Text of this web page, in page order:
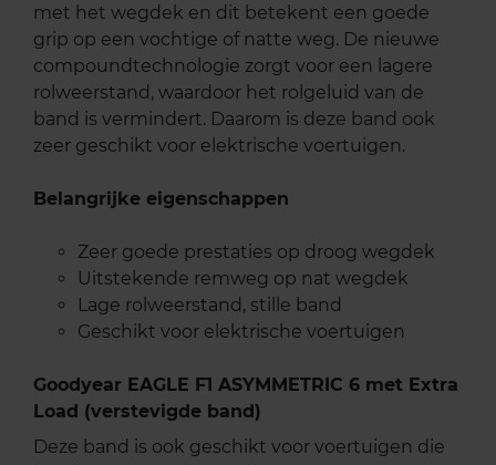
met het wegdek en dit betekent een goede
grip op een vochtige of natte weg. De nieuwe
compoundtechnologie zorgt voor een lagere
rolweerstand, waardoor het rolgeluid van de
band is vermindert. Daarom is deze band ook
zeer geschikt voor elektrische voertuigen.
Belangrijke eigenschappen
Zeer goede prestaties op droog wegdek
Uitstekende remweg op nat wegdek
Lage rolweerstand, stille band
Geschikt voor elektrische voertuigen
Goodyear EAGLE F1 ASYMMETRIC 6 met Extra
Load (verstevigde band)
Deze band is ook geschikt voor voertuigen die